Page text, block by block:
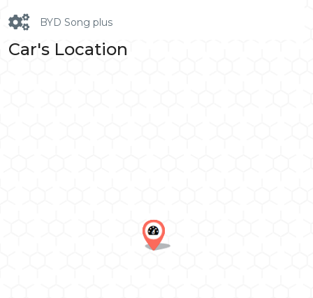
BYD Song plus
Car's Location